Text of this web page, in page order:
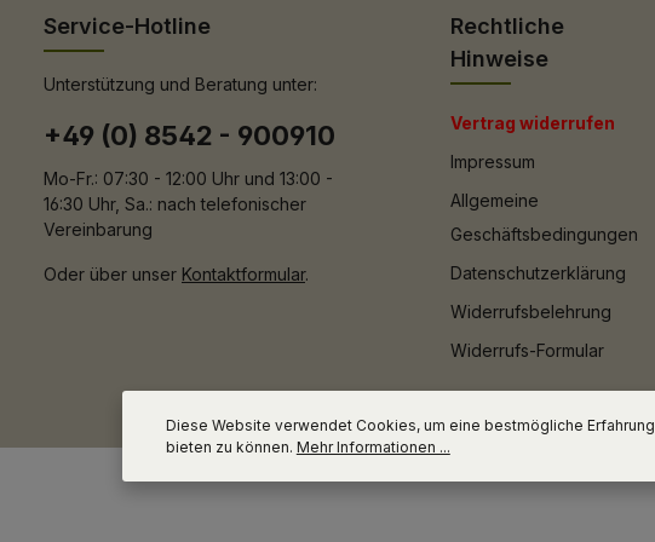
Service-Hotline
Unterstützung und Beratung unter:
+49 (0) 8542 - 900910
Mo-Fr.: 07:30 - 12:00 Uhr und 13:00 -
16:30 Uhr, Sa.: nach telefonischer
Vereinbarung
Oder über unser Kontaktformular.
Rechtliche
Hinweise
Vertrag widerrufen
Impressum
Allgemeine
Geschäftsbedingungen
Datenschutzerklärung
Widerrufsbelehrung
Widerrufs-Formular
Diese Website verwendet Cookies, um eine bestmögliche Erfahrung
bieten zu können. Mehr Informationen ...